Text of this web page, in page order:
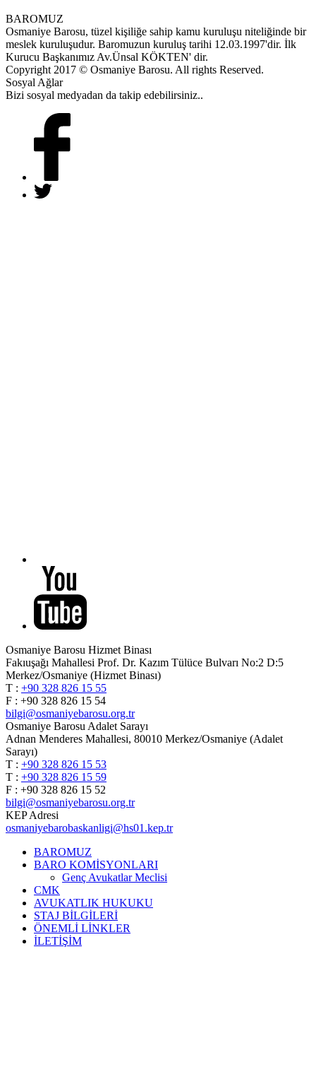
BAROMUZ
Osmaniye Barosu, tüzel kişiliğe sahip kamu kuruluşu niteliğinde bir
meslek kuruluşudur. Baromuzun kuruluş tarihi 12.03.1997'dir. İlk
Kurucu Başkanımız Av.Ünsal KÖKTEN' dir.
Copyright 2017 © Osmaniye Barosu. All rights Reserved.
Sosyal Ağlar
Bizi sosyal medyadan da takip edebilirsiniz..
Osmaniye Barosu Hizmet Binası
Fakıuşağı Mahallesi Prof. Dr. Kazım Tülüce Bulvarı No:2 D:5
Merkez/Osmaniye (Hizmet Binası)
T : +90 328 826 15 55
F : +90 328 826 15 54
bilgi@osmaniyebarosu.org.tr
Osmaniye Barosu Adalet Sarayı
Adnan Menderes Mahallesi, 80010 Merkez/Osmaniye (Adalet
Sarayı)
T : +90 328 826 15 53
T : +90 328 826 15 59
F : +90 328 826 15 52
bilgi@osmaniyebarosu.org.tr
KEP Adresi
osmaniyebarobaskanligi@hs01.kep.tr
BAROMUZ
BARO KOMİSYONLARI
Genç Avukatlar Meclisi
CMK
AVUKATLIK HUKUKU
STAJ BİLGİLERİ
ÖNEMLİ LİNKLER
İLETİŞİM